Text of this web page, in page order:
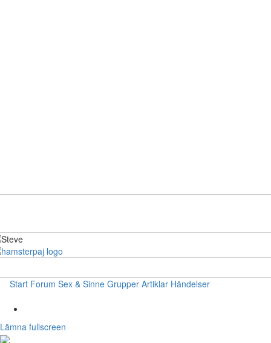
Start Forum Sex & Sinne Grupper Artiklar Händelser
Lämna fullscreen